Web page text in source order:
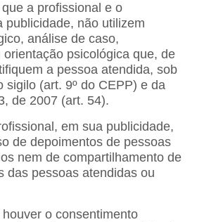
a profissional e o
publicidade, não utilizem
análise de caso,
psicológica que, de
a pessoa atendida, sob
sigilo (art. 9º do CEPP) e da
de 2007 (art. 54).
em sua publicidade,
de depoimentos de pessoas
nem de compartilhamento de
das pessoas atendidas ou
o consentimento